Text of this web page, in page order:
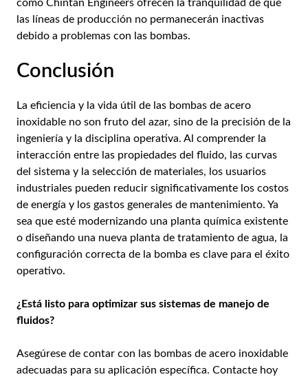
como Chintan Engineers ofrecen la tranquilidad de que
las líneas de producción no permanecerán inactivas
debido a problemas con las bombas.
Conclusión
La eficiencia y la vida útil de las bombas de acero
inoxidable no son fruto del azar, sino de la precisión de la
ingeniería y la disciplina operativa. Al comprender la
interacción entre las propiedades del fluido, las curvas
del sistema y la selección de materiales, los usuarios
industriales pueden reducir significativamente los costos
de energía y los gastos generales de mantenimiento. Ya
sea que esté modernizando una planta química existente
o diseñando una nueva planta de tratamiento de agua, la
configuración correcta de la bomba es clave para el éxito
operativo.
¿Está listo para optimizar sus sistemas de manejo de
fluidos?
Asegúrese de contar con las bombas de acero inoxidable
adecuadas para su aplicación específica. Contacte hoy